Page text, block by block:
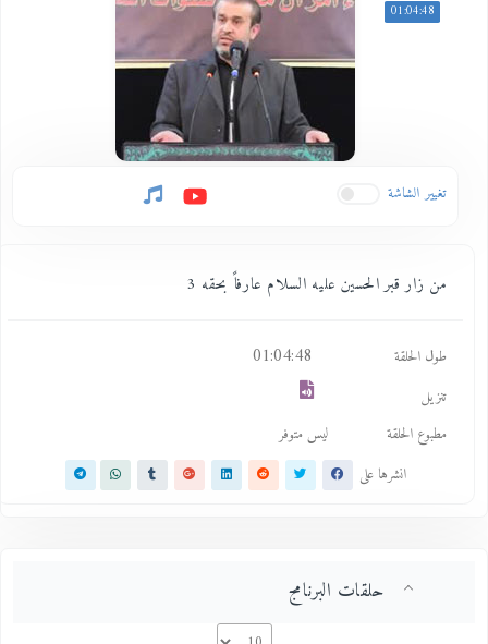
01:04:48
تغيير الشاشة
من زار قبر الحسين عليه السلام عارفاً بحقه 3
طول الحلقة 01:04:48
تنزيل
مطبوع الحلقة
ليس متوفر
انشرها على
حلقات البرنامج